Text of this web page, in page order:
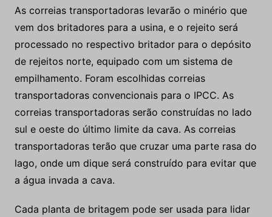
As correias transportadoras levarão o minério que
vem dos britadores para a usina, e o rejeito será
processado no respectivo britador para o depósito
de rejeitos norte, equipado com um sistema de
empilhamento. Foram escolhidas correias
transportadoras convencionais para o IPCC. As
correias transportadoras serão construídas no lado
sul e oeste do último limite da cava. As correias
transportadoras terão que cruzar uma parte rasa do
lago, onde um dique será construído para evitar que
a água invada a cava.
Cada planta de britagem pode ser usada para lidar